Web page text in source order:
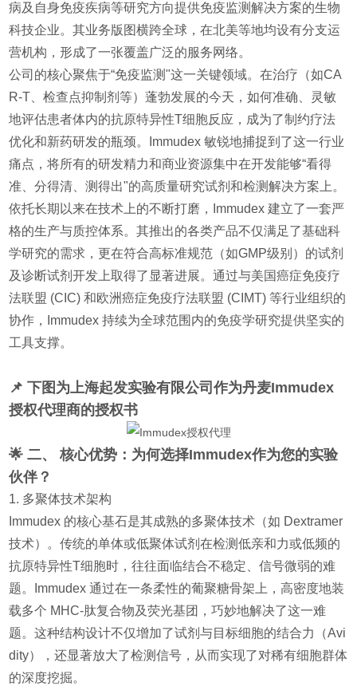
病及自身免疫疾病等研究方向提供免疫监测解决方案的生物
科技企业。其业务版图横跨全球，在北美等地均设有分支运
营机构，形成了一张覆盖广泛的服务网络。
公司的核心聚焦于“免疫监测"这一关键领域。在治疗（如CA
R-T、检查点抑制剂等）蓬勃发展的今天，如何准确、灵敏
地评估患者体内的抗原特异性T细胞反应，成为了制约疗法
优化和新药研发的瓶颈。Immudex 敏锐地捕捉到了这一行业
痛点，将所有的研发精力和商业资源集中在开发能够“看得
准、分得清、测得出"的高质量研究试剂和检测解决方案上。
依托长期以来在技术上的不断打磨，Immudex 建立了一套严
格的生产与质控体系。其推出的各类产品不仅满足了基础科
学研究的需求，更在符合高标准规范（如GMP级别）的试剂
及诊断试剂开发上取得了显著进展。通过与美国癌症免疫疗
法联盟 (CIC) 和欧洲癌症免疫疗法联盟 (CIMT) 等行业组织的
协作，Immudex 持续为全球范围内的免疫学研究提供坚实的
工具支撑。
📌 下图为上海起发实验有限公司作为丹麦Immudex
授权代理商的授权书
🌟 二、 核心优势：为何选择Immudex作为您的实验
伙伴？
1. 多聚体技术架构
Immudex 的核心基石是其成熟的多聚体技术（如 Dextramer
技术）。传统的单体或低聚体试剂在检测低亲和力或低频的
抗原特异性T细胞时，往往面临结合不稳定、信号微弱的难
题。Immudex 通过在一条柔性的葡聚糖骨架上，高密度地装
载多个 MHC-肽复合物及荧光基团，巧妙地解决了这一难
题。这种结构设计不仅增加了试剂与目标细胞的结合力（Avi
dity），还显著放大了检测信号，从而实现了对稀有细胞群体
的深度挖掘。